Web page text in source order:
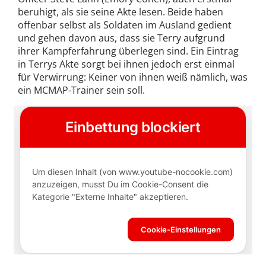
beruhigt, als sie seine Akte lesen. Beide haben
offenbar selbst als Soldaten im Ausland gedient
und gehen davon aus, dass sie Terry aufgrund
ihrer Kampferfahrung überlegen sind. Ein Eintrag
in Terrys Akte sorgt bei ihnen jedoch erst einmal
für Verwirrung: Keiner von ihnen weiß nämlich, was
ein MCMAP-Trainer sein soll.